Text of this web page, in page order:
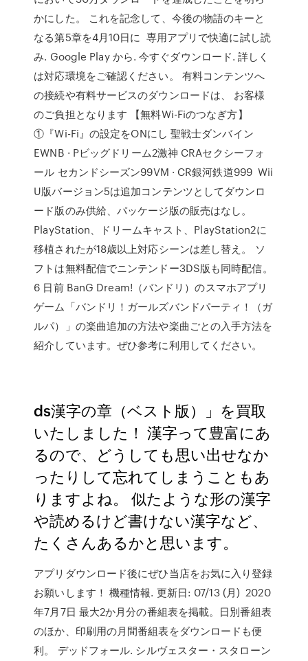
かにした。 これを記念して、今後の物語のキーと
なる第5章を4月10日に 専用アプリで快適に試し読
み. Google Play から. 今すぐダウンロード. 詳しく
は対応環境をご確認ください。 有料コンテンツへ
の接続や有料サービスのダウンロードは、 お客様
のご負担となります 【無料Wi-Fiのつなぎ方】
①『Wi-Fi』の設定をONにし 聖戦士ダンバイン
EWNB · Pビッグドリーム2激神 CRAセクシーフォ
ール セカンドシーズン99VM · CR銀河鉄道999 Wii
U版バージョン5は追加コンテンツとしてダウンロ
ード版のみ供給、パッケージ版の販売はなし。
PlayStation、ドリームキャスト、PlayStation2に
移植されたが18歳以上対応シーンは差し替え。 ソ
フトは無料配信でニンテンドー3DS版も同時配信。
6 日前 BanG Dream!（バンドリ）のスマホアプリ
ゲーム「バンドリ！ガールズバンドパーティ！（ガ
ルパ）」の楽曲追加の方法や楽曲ごとの入手方法を
紹介しています。ぜひ参考に利用してください。
ds漢字の章（ベスト版）」を買取
いたしました！ 漢字って豊富にあ
るので、どうしても思い出せなか
ったりして忘れてしまうこともあ
りますよね。 似たような形の漢字
や読めるけど書けない漢字など、
たくさんあるかと思います。
アプリダウンロード後にぜひ当店をお気に入り登録
お願いします！ 機種情報. 更新日: 07/13 (月) 2020
年7月7日 最大2か月分の番組表を掲載。日別番組表
のほか、印刷用の月間番組表をダウンロードも便
利。 デッドフォール. シルヴェスター・スタローン